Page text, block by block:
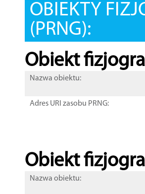
OBIEKTY
(PRNG):
Obiekt
Nazwa obiektu:
Adres URI zasobu PRNG:
Obiekt
Nazwa obiektu: